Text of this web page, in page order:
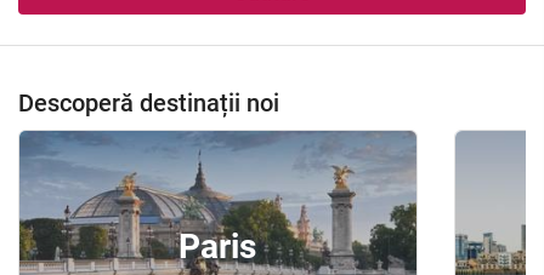
Descoperă destinații noi
Paris